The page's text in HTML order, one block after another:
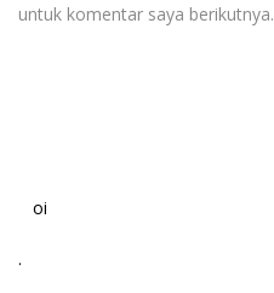
untuk komentar saya berikutnya.
oi
.